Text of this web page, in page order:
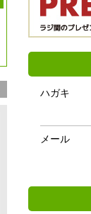
ハガキ
メール